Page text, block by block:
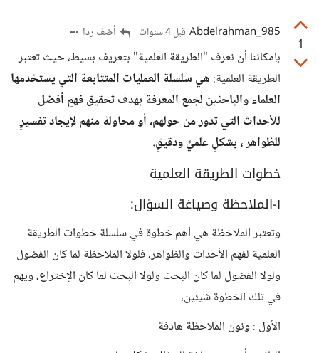
1
Abdelrahman_985 قبل 4 سنوات أضف ردا
بإمكاننا أن نعرف "الطريقة العلمية" بتعريف بسيط، حيث تعتبر
الطريقة العلمية: هي سلسلة العمليات المتتابعة التي يستخدمها
العلماء والباحثين لجمع المعرفة بهدف تحقيق فهمٍ أفضل
للأحداث التي تدور من حولهم، أو محاولة منهم لإيجاد تفسيرٍ
للظواهر ، بشكلٍ علميٍّ ودقيقٍ.
خطوات الطريقة العلمية
١-الملاحظة وصياغة السؤال:
وتعتبر الملاخظة هي أهم خطوة في سلسلة خطوات الطريقة
العلمية لفهم الأحداث والظواهر، فلولا الملاحظة لما كان الفضول
ولولا الفضول لما كان البحث ولولا البحث لما كان الإختراع، ويهم
في تلك الخطوة شيئين،
الأول : ونون الملاحظة هادفة